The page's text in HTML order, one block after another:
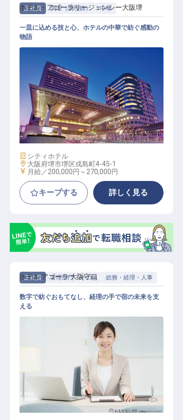
正社員 調理（調理師） 中華
中国調理スタッフ
ホテル・アゴーラリージェンシー大阪堺
一皿に込める技と心、ホテルの中華で紡ぐ感動の
物語
施設業態
シティホテル
勤務地
大阪府堺市堺区戎島町4-45-1
給与
月給／200,000円～ 270,000円
キープする 詳しく見る
正社員 管理部門・その他 総務・経理・人事
アライアンスホテル経理スタッフ【
勤務地：ホテルアゴーラ大阪守口】
ホテル アゴーラ 大阪守口
数字で紡ぐおもてなし、経理の手で宿の未来を支
える